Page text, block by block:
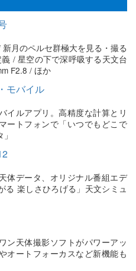
新月のペルセ群極大を見る・撮る
/ 星空の下で深呼吸する天文台
F2.8 / ほか
モバイル
イルアプリ。高精度な計算とリ
ートフォンで「いつでもどこで
体データ、オリジナル番組エデ
る 楽しさひろげる」天文シミュ
ン天体撮影ソフトがパワーアッ
オートフォーカスなど新機能も